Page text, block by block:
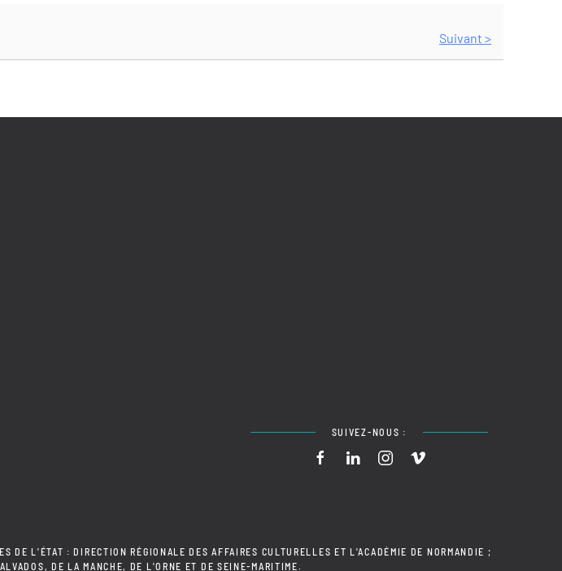
Suivant >
SUIVEZ-NOUS :
DE L'ÉTAT : DIRECTION RÉGIONALE DES AFFAIRES CULTURELLES ET L'ACADÉMIE DE NORMANDIE ;
DE LA MANCHE, DE L'ORNE ET DE SEINE-MARITIME.